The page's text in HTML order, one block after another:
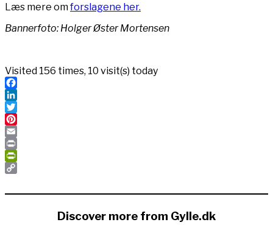
Læs mere omforslagene her.
Bannerfoto: Holger Øster Mortensen
Visited 156 times, 10 visit(s) today
Facebook
LinkedIn
Twitter
Pinterest
Email
Print
PrintFriendly
Link
Discover more from Gylle.dk